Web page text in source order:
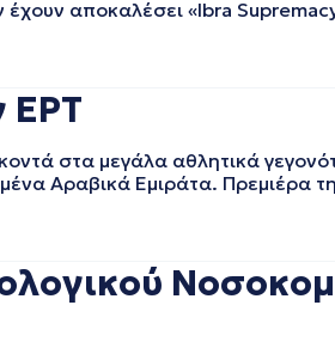
αποκαλέσει «Ibra
ΕΡΤ
στα μεγάλα αθλητικά
Αραβικά Εμιράτα. Πρεμιέρα